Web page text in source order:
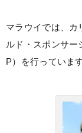
マラウイでは、カ
ルド・スポンサー
P）を行っています